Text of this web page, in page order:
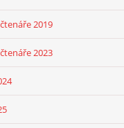
2019
2023